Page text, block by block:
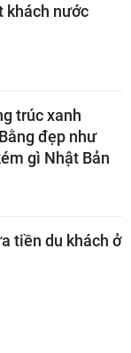
khách nước
trúc xanh
đẹp như
gì Nhật Bản
tiền du khách ở